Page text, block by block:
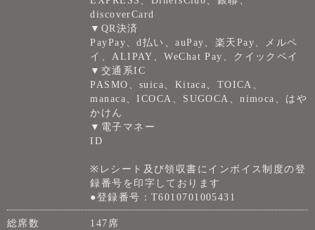
discoverCard
▼QR決済
PayPay、d払い、auPay、楽天Pay、メルペ
イ、ALIPAY、WeChat Pay、クイックペイ
▼交通系IC
PASMO、suica、Kitaca、TOICA、
manaca、ICOCA、SUGOCA、nimoca、はや
かけん
▼電子マネー
ID
※レシート及び領収書にインボイス制度の登
録番号を印字しております
●登録番号：T6010701005431
総席数
147席